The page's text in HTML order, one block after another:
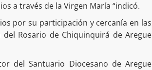
a través de la Virgen María “indicó.
por su participación y cercanía en las
Rosario de Chiquinquirá de Aregue
del Santuario Diocesano de Aregue